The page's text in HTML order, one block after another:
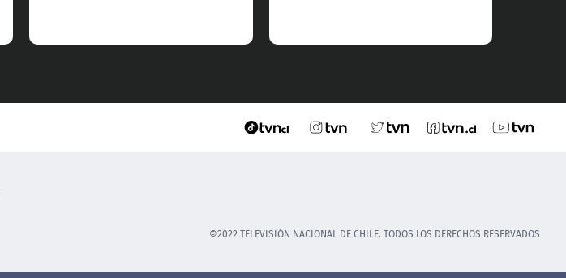
©2022 TELEVISIÓN NACIONAL DE CHILE. TODOS LOS DERECHOS RESERVADOS